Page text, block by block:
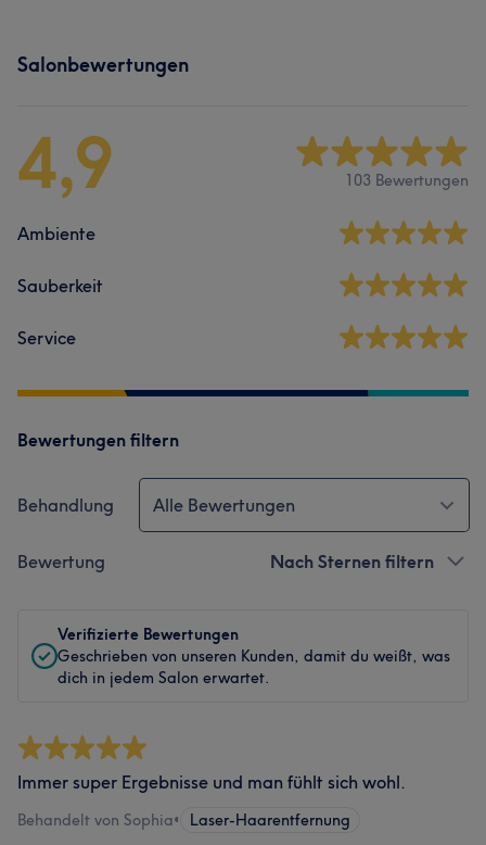
Salonbewertungen
4,9 103 Bewertungen
Ambiente
Sauberkeit
Service
Bewertungen filtern
Behandlung Alle Bewertungen
Bewertung Nach Sternen filtern
Verifizierte Bewertungen
Geschrieben von unseren Kunden, damit du weißt, was
dich in jedem Salon erwartet.
Immer super Ergebnisse und man fühlt sich wohl.
Behandelt von Sophia• Laser-Haarentfernung